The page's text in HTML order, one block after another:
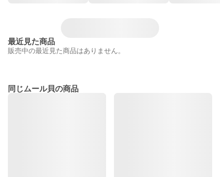
最近見た商品
販売中の最近見た商品はありません。
同じムール貝の商品